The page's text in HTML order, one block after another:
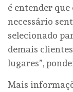
é entender
necessário
selecionado
demais
lugares”,
Mais